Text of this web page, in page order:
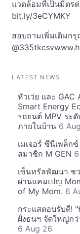
แวดล้อมที่เป็นมิตร
bit.ly/3eCYMKY
สอบถามเพิ่มเติมก
LATEST NEWS
หัวเว่ย และ GAC
Smart Energy
รถยนต์ MPV ระ
ภายในบ้าน 6
เมเจอร์ ซีนีเพล็
สมาชิก M GEN
เซ็นทรัลพัฒนา ช
ผ่านแคมเปญ
of My Mom. 6
กระแสตอบรับดี!
ฝั่งธนฯ จัดใหญ่กว่
6 Aug 26